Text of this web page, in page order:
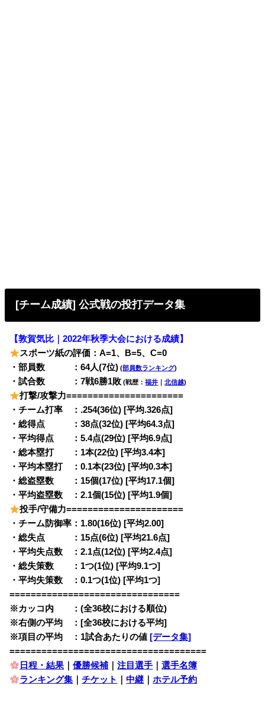
[チーム成績] 公式戦の投打データ集
【敦賀気比｜2022年秋季大会における成績】
スポーツ紙の評価：A=1、B=5、C=0
・部員数 ：64人(7位) (部員数ランキング)
・試合数 ：7戦6勝1敗 (戦歴：福井 ｜北信越)
打撃/攻撃力======================
・チーム打率 ：.254(36位) [平均.326点]
・総得点 ：38点(32位) [平均64.3点]
・平均得点 ：5.4点(29位) [平均6.9点]
・総本塁打 ：1本(22位) [平均3.4本]
・平均本塁打 ：0.1本(23位) [平均0.3本]
・総盗塁数 ：15個(17位) [平均17.1個]
・平均盗塁数 ：2.1個(15位) [平均1.9個]
投手/守備力======================
・チーム防御率：1.80(16位) [平均2.00]
・総失点 ：15点(6位) [平均21.6点]
・平均失点数 ：2.1点(12位) [平均2.4点]
・総失策数 ：1つ(1位) [平均9.1つ]
・平均失策数 ：0.1つ(1位) [平均1つ]
================================
※カッコ内 ：(全36校における順位)
※右側の平均 ：[全36校における平均]
※項目の平均 ：1試合あたりの値 [データ集]
=====================================
日程・結果 ｜優勝候補 ｜注目選手 ｜選手名簿
ランキング集 ｜チケット ｜中継 ｜ホテル予約